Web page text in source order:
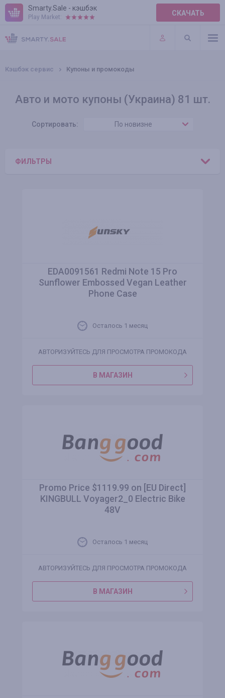
Smarty.Sale - кэшбэк
Play Market: СКАЧАТЬ
ПРАВИЛА
ПЛАГИНЫ
Кэшбэк сервис Купоны и промокоды
Авто и мото купоны (Украина) 81 шт.
Сортировать: По новизне
ФИЛЬТРЫ
EDA0091561 Redmi Note 15 Pro
Sunflower Embossed Vegan Leather
Phone Case
Осталось 1 месяц
АВТОРИЗУЙТЕСЬ ДЛЯ ПРОСМОТРА ПРОМОКОДА
В МАГАЗИН
Promo Price $1119.99 on [EU Direct]
KINGBULL Voyager2_0 Electric Bike
48V
Осталось 1 месяц
АВТОРИЗУЙТЕСЬ ДЛЯ ПРОСМОТРА ПРОМОКОДА
В МАГАЗИН